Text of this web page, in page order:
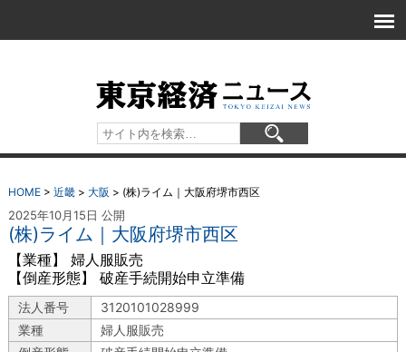
HOME> 近畿> 大阪 > (株)ライム｜大阪府堺市西区
2025年10月15日 公開
(株)ライム｜大阪府堺市西区
【業種】 婦人服販売
【倒産形態】 破産手続開始申立準備
法人番号
3120101028999
業種
婦人服販売